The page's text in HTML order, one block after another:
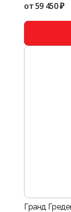
от59 450 ₽
Гранд